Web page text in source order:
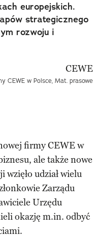
europejskich.
strategicznego
rozwoju i
CEWE w Polsce, Mat. prasowe
firmy CEWE w
ale także nowe
udział wielu
Zarządu
Urzędu
okazję m.in. odbyć